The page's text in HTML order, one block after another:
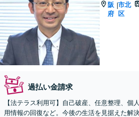
阪
府
|市北
区
過払い金請求
【法テラス利用可】自己破産、任意整理、個
用情報の回復など。今後の生活を見据えた解